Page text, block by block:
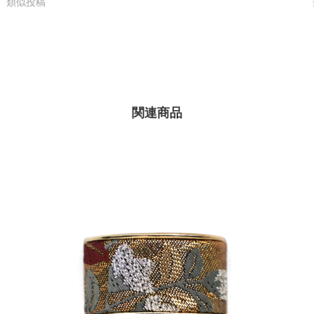
関連商品